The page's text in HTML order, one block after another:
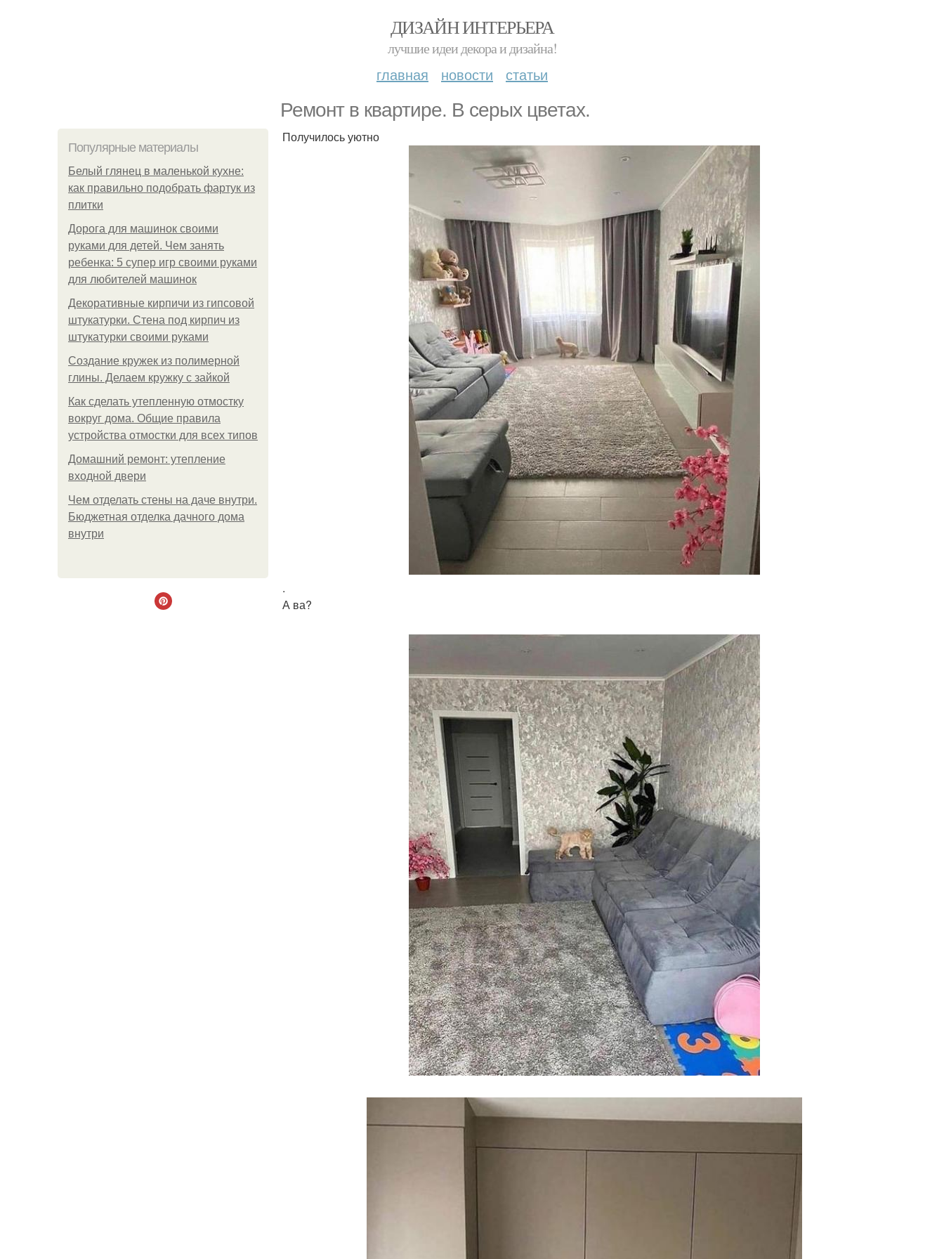
ДИЗАЙН ИНТЕРЬЕРА
лучшие идеи декора и дизайна!
главная новости статьи
Ремонт в квартире. В серых цветах.
Популярные материалы
Белый глянец в маленькой кухне:
как правильно подобрать фартук из
плитки
Дорога для машинок своими
руками для детей. Чем занять
ребенка: 5 супер игр своими руками
для любителей машинок
Декоративные кирпичи из гипсовой
штукатурки. Стена под кирпич из
штукатурки своими руками
Создание кружек из полимерной
глины. Делаем кружку с зайкой
Как сделать утепленную отмостку
вокруг дома. Общие правила
устройства отмостки для всех типов
Домашний ремонт: утепление
входной двери
Чем отделать стены на даче внутри.
Бюджетная отделка дачного дома
внутри
Получилось уютно
.
А ва?